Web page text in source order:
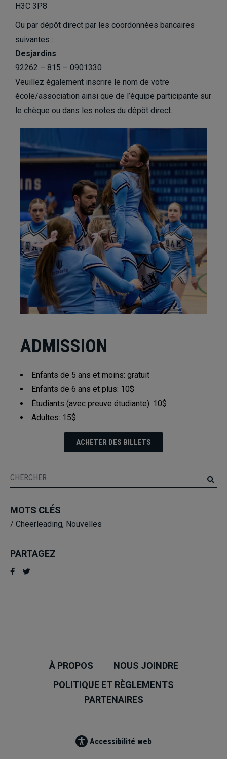
H3C 3P8
Ou par dépôt direct par les coordonnées bancaires
suivantes :
Desjardins
92262 – 815 – 0901330
Veuillez également inscrire le nom de votre
école/association ainsi que de l’équipe participante sur
le chèque ou dans les notes du dépôt direct.
ADMISSION
Enfants de 5 ans et moins: gratuit
Enfants de 6 ans et plus: 10$
Étudiants (avec preuve étudiante): 10$
Adultes: 15$
ACHETER DES BILLETS
MOTS CLÉS
/ Cheerleading, Nouvelles
PARTAGEZ
À PROPOS
NOUS JOINDRE
POLITIQUE ET RÈGLEMENTS
PARTENAIRES
Accessibilité web